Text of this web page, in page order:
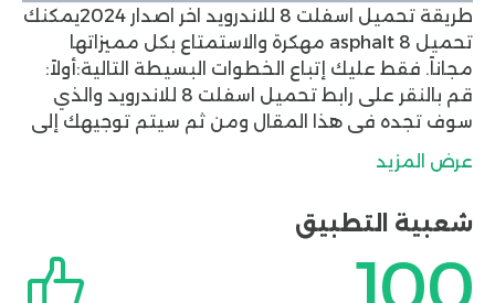
طريقة تحميل اسفلت 8 للاندرويد اخر اصدار 2024
يمكنك
تحميل asphalt 8 مهكرة
والاستمتاع بكل مميزاتها
مجاناً. فقط عليك إتباع الخطوات البسيطة التالية:أولاً:
قم بالنقر على رابط تحميل اسفلت 8 للاندرويد والذي
سوف تجده في هذا المقال ومن ثم سيتم توجيهك إلى
تنزيل اسفلت 8 مهكرة.
مغامرة جديدة بالسيارة التي تفضلها والتحدى مع
أهم مزايا لعبة asphalt 8 مهكرة
للاندرويد
عرض المزيد
شعبية التطبيق